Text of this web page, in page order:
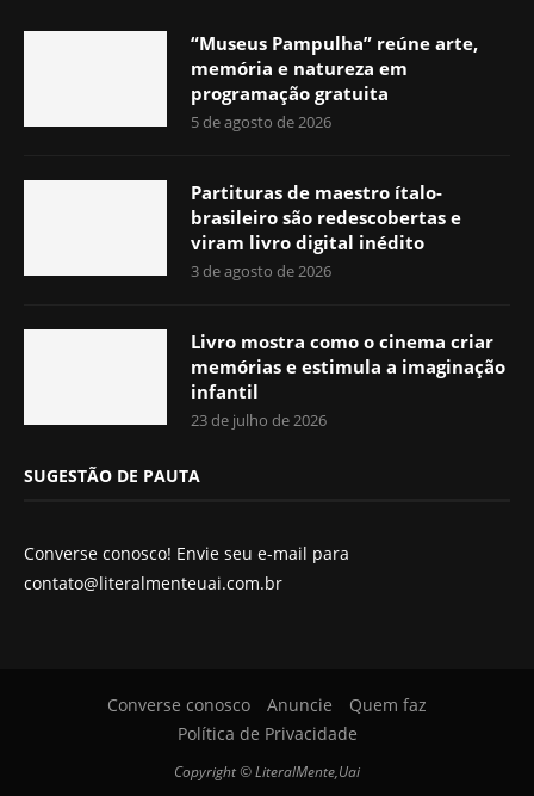
“Museus Pampulha” reúne arte,
memória e natureza em
programação gratuita
5 de agosto de 2026
Partituras de maestro ítalo-
brasileiro são redescobertas e
viram livro digital inédito
3 de agosto de 2026
Livro mostra como o cinema criar
memórias e estimula a imaginação
infantil
23 de julho de 2026
SUGESTÃO DE PAUTA
Converse conosco! Envie seu e-mail para
contato@literalmenteuai.com.br
Converse conosco Anuncie
Quem faz
Política de Privacidade
Copyright © LiteralMente,Uai